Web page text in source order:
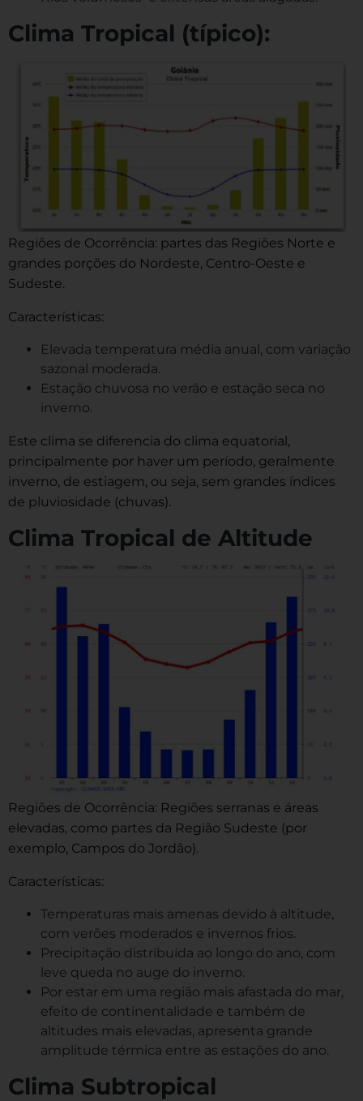
Clima Tropical (típico):
Regiões de Ocorrência: partes das Regiões Norte e
grandes porções do Nordeste, Centro-Oeste e
Sudeste.
Características:
Elevada temperatura média anual, com variação
sazonal moderada.
Estação chuvosa no verão e estação seca no
inverno.
Este clima se diferencia do clima equatorial,
principalmente por haver um período, geralmente
inverno, de estiagem, ou seja, sem grandes índices
de pluviosidade (chuvas).
Clima Tropical de Altitude
Regiões de Ocorrência: Regiões serranas e áreas
elevadas, como partes da Região Sudeste (por
exemplo, Campos do Jordão).
Características:
Temperaturas mais amenas devido à altitude,
com verões moderados e invernos frios.
Precipitação distribuída ao longo do ano, com
leve queda no auge do inverno.
Por estar em uma região mais afastada do mar,
efeito de continentalidade e também de
altitudes mais elevadas, apresenta grande
amplitude térmica entre as estações do ano.
Clima Subtropical